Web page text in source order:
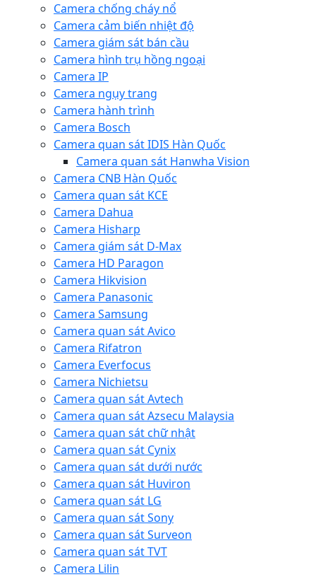
Camera chống cháy nổ
Camera cảm biến nhiệt độ
Camera giám sát bán cầu
Camera hình trụ hồng ngoại
Camera IP
Camera ngụy trang
Camera hành trình
Camera Bosch
Camera quan sát IDIS Hàn Quốc
Camera quan sát Hanwha Vision
Camera CNB Hàn Quốc
Camera quan sát KCE
Camera Dahua
Camera Hisharp
Camera giám sát D-Max
Camera HD Paragon
Camera Hikvision
Camera Panasonic
Camera Samsung
Camera quan sát Avico
Camera Rifatron
Camera Everfocus
Camera Nichietsu
Camera quan sát Avtech
Camera quan sát Azsecu Malaysia
Camera quan sát chữ nhật
Camera quan sát Cynix
Camera quan sát dưới nước
Camera quan sát Huviron
Camera quan sát LG
Camera quan sát Sony
Camera quan sát Surveon
Camera quan sát TVT
Camera Lilin